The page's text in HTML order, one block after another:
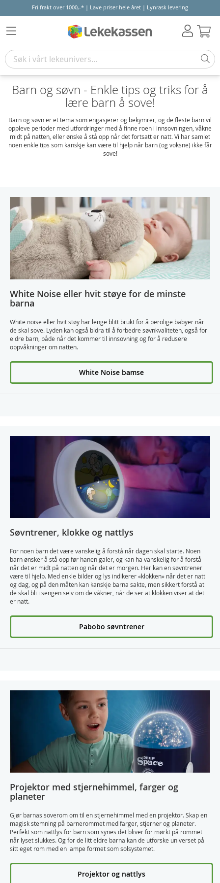
Fri frakt over 1000,-* | Lave priser hele året | Lynrask levering
Barn og søvn - Enkle tips og triks for å
lære barn å sove!
Barn og søvn er et tema som engasjerer og bekymrer, og de fleste barn vil
oppleve perioder med utfordringer med å finne roen i innsovningen, våkne
midt på natten, eller ønske å stå opp når det fortsatt er natt. Vi har samlet
noen enkle tips som kanskje kan være til hjelp når barn (og voksne) ikke får
sove!
White Noise eller hvit støye for de minste
barna
White noise eller hvit støy har lenge blitt brukt for å berolige babyer når
de skal sove. Lyden kan også bidra til å forbedre søvnkvaliteten, også for
eldre barn, både når det kommer til innsovning og for å redusere
oppvåkninger om natten.
White Noise bamse
Søvntrener, klokke og nattlys
For noen barn det være vanskelig å forstå når dagen skal starte. Noen
barn ønsker å stå opp før hanen galer, og kan ha vanskelig for å forstå
når det er midt på natten og når det er morgen. Her kan en søvntrener
være til hjelp. Med enkle bilder og lys indikerer «klokken» når det er natt
og dag, og på den måten kan kanskje barna sakte, men sikkert forstå at
de skal bli i sengen selv om de våkner, når de ser at klokken viser at det
er natt.
Pabobo søvntrener
Projektor med stjernehimmel, farger og
planeter
Gjør barnas soverom om til en stjernehimmel med en projektor. Skap en
magisk stemning på barnerommet med farger, stjerner og planeter.
Perfekt som nattlys for barn som synes det bliver for mørkt på rommet
når lyset slukkes. Og for de litt eldre barna kan de utforske universet på
sitt eget rom med en lampe formet som solsystemet.
Projektor og nattlys